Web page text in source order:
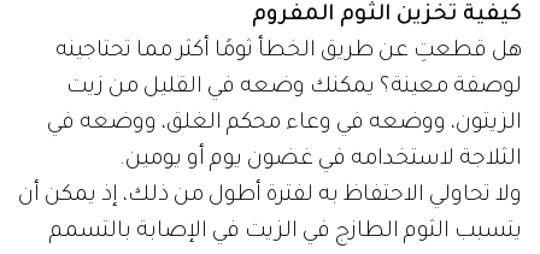
كيفية تخزين الثوم المفروم
هل قطعتِ عن طريق الخطأ ثومًا أكثر مما تحتاجينه
لوصفة معينة؟ يمكنك وضعه في القليل من زيت
الزيتون، ووضعه في وعاء محكم الغلق، ووضعه في
الثلاجة لاستخدامه في غضون يوم أو يومين.
ولا تحاولي الاحتفاظ به لفترة أطول من ذلك، إذ يمكن أن
يتسبب الثوم الطازج في الزيت في الإصابة بالتسمم